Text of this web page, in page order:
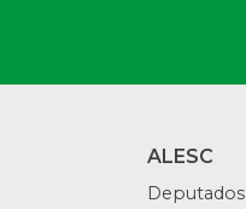
ALESC
Deputados